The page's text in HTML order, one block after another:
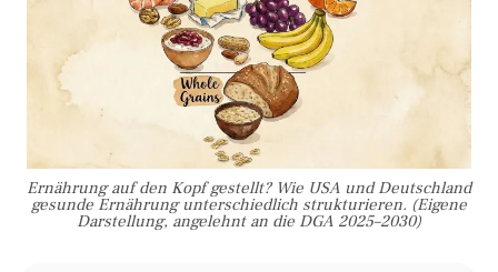
Ernährung auf den Kopf gestellt? Wie USA und Deutschland
gesunde Ernährung unterschiedlich strukturieren. (Eigene
Darstellung, angelehnt an die DGA 2025–2030)